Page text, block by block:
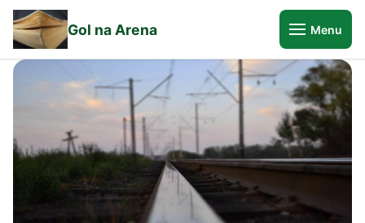
Gol na Arena Menu